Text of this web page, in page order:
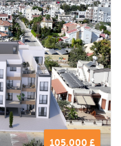
105,000 £